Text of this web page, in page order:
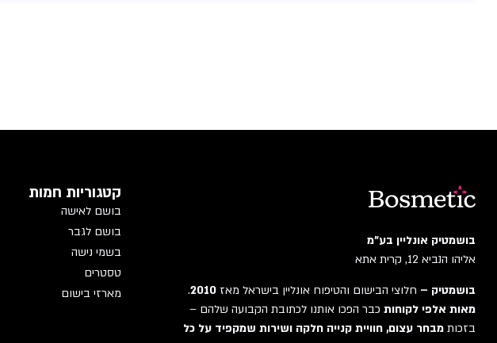
בושמטיק אונליין בע"מ
אליהו הנביא 12, קרית אתא
בושמטיק – חלוצי הבישום והטיפוח אונליין בישראל מאז 2010
.
מאות אלפי לקוחות כבר הפכו אותנו לכתובת הקבועה שלהם –
בזכות מבחר עצום, חוויית קנייה חלקה ושירות שמקפיד על כל
קטגוריות חמות
בושם לאישה
בושם לגבר
בשמי נישה
טסטרים
מארזי בישום